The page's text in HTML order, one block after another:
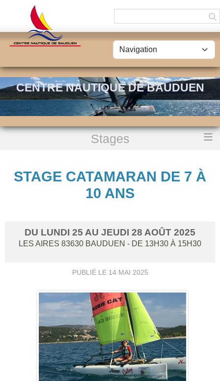
CENTRE NAUTIQUE DE BAUDUEN
Stages
Stage Catamaran de 7 à 10 ans
STAGE CATAMARAN DE 7 À
10 ANS
DU LUNDI 25 AU JEUDI 28 AOÛT 2025
LES AIRES 83630 BAUDUEN - DE 13H30 À 15H30
PUBLIÉ LE 14 MAI 2025
Panneau de gestion des cookies